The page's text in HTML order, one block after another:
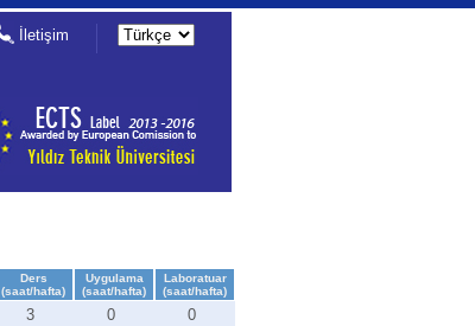
İletişim
Ders
(saat/hafta)
Uygulama
(saat/hafta)
Laboratuar
(saat/hafta)
3 0 0